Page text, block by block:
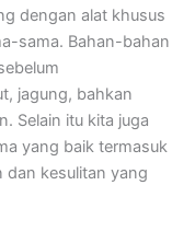
dengan alat khusus
sama. Bahan-bahan
jagung, bahkan
Selain itu kita juga
yang baik termasuk
dan kesulitan yang